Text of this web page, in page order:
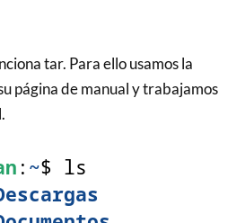
tar. Para ello usamos la
página de manual y trabajamos